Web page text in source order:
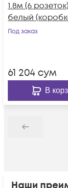
1.8м (6 розеток)
белый
Под заказ
61 204 сум
В
Назад